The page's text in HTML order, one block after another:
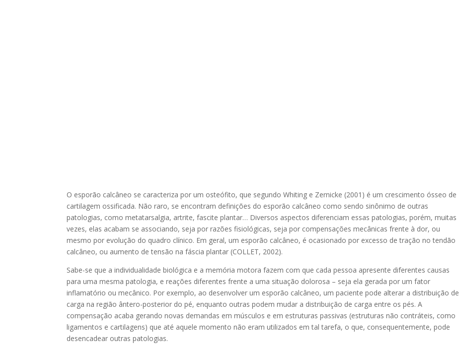
O esporão calcâneo se caracteriza por um osteófito, que segundo Whiting e Zernicke (2001) é um crescimento ósseo de
cartilagem ossificada. Não raro, se encontram definições do esporão calcâneo como sendo sinônimo de outras
patologias, como metatarsalgia, artrite, fascite plantar… Diversos aspectos diferenciam essas patologias, porém, muitas
vezes, elas acabam se associando, seja por razões fisiológicas, seja por compensações mecânicas frente à dor, ou
mesmo por evolução do quadro clínico. Em geral, um esporão calcâneo, é ocasionado por excesso de tração no tendão
calcâneo, ou aumento de tensão na fáscia plantar (COLLET, 2002).
Sabe-se que a individualidade biológica e a memória motora fazem com que cada pessoa apresente diferentes causas
para uma mesma patologia, e reações diferentes frente a uma situação dolorosa – seja ela gerada por um fator
inflamatório ou mecânico. Por exemplo, ao desenvolver um esporão calcâneo, um paciente pode alterar a distribuição de
carga na região ântero-posterior do pé, enquanto outras podem mudar a distribuição de carga entre os pés. A
compensação acaba gerando novas demandas em músculos e em estruturas passivas (estruturas não contráteis, como
ligamentos e cartilagens) que até aquele momento não eram utilizados em tal tarefa, o que, consequentemente, pode
desencadear outras patologias.